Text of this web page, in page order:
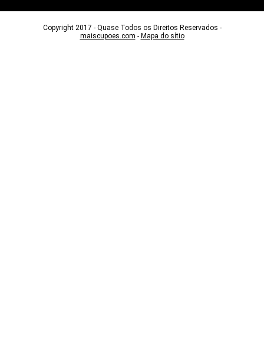
Copyright 2017 - Quase Todos os Direitos Reservados -
maiscupoes.com - Mapa do sítio